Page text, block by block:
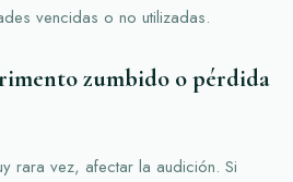
vencidas o no utilizadas.
zumbido o pérdida
rara vez, afectar la audición. Si